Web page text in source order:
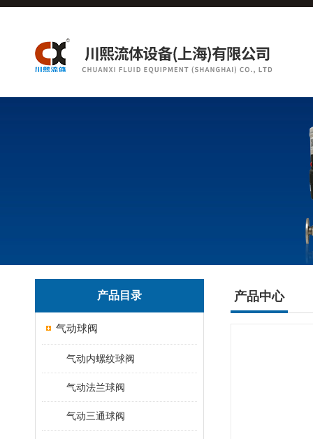
产品目录
气动球阀
气动内螺纹球阀
气动法兰球阀
气动三通球阀
产品中心